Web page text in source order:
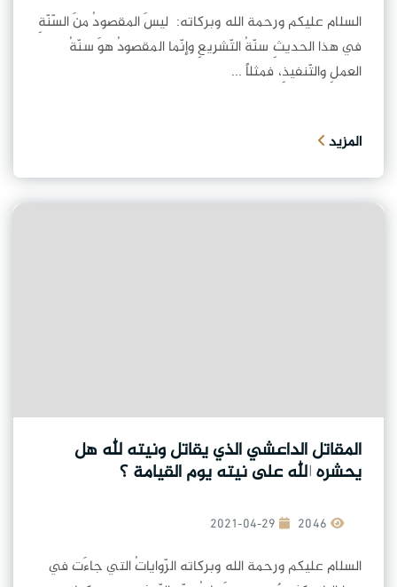
السلام عليكم ورحمة الله وبركاته: ليسَ المقصودُ منَ السّنّةِ
في هذا الحديثِ سنّةُ التّشريعِ وإنّما المقصودُ هوَ سنّةُ
العملِ والتّنفيذِ، فمثلاً ...
المزيد
المقاتل الداعشي الذي يقاتل ونيته لله هل
يحشره الله على نيته يوم القيامة ؟
2021-04-29
السلام عليكم ورحمة الله وبركاته الرّواياتُ التي جاءَت في